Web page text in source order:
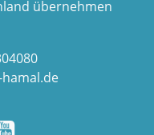
übernehmen
hamal.de